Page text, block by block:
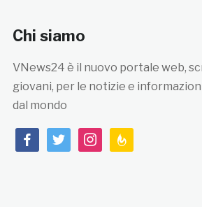
Chi siamo
VNews24 è il nuovo portale web,
giovani, per le notizie e informazioni
dal mondo
facebooktwitterinstagramfeedburner